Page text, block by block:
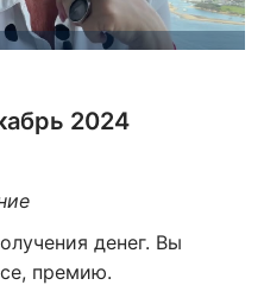
2024
денег. Вы
премию.